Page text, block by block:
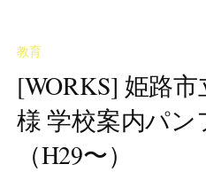
教育
[WORKS] 姫路
様 学校案内パン
（H29〜）